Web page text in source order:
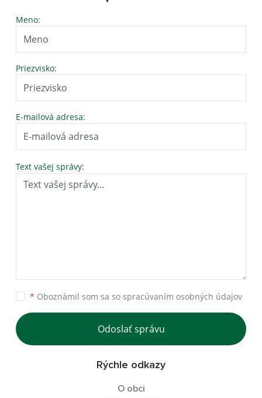
Meno:
Priezvisko:
E-mailová adresa:
Text vašej správy:
* Oboznámil som sa so spracúvaním osobných údajov
Odoslať správu
Rýchle odkazy
O obci